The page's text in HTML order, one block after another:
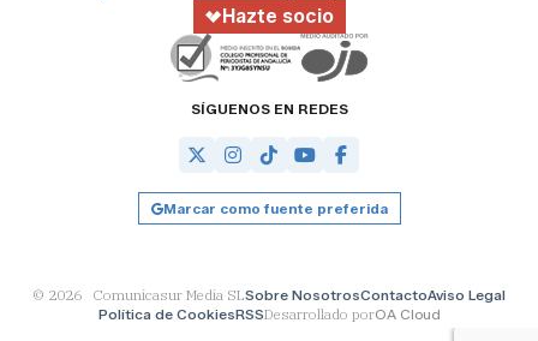
Hazte socio
SÍGUENOS EN REDES
Marcar como fuente preferida
© 2026 Comunicasur Media SLSobre NosotrosContactoAviso Legal
Política de CookiesRSSDesarrollado porOA Cloud